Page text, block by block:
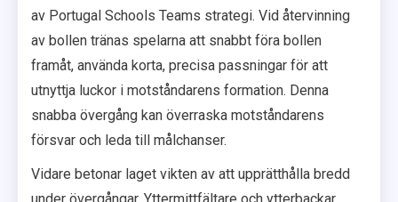
av Portugal Schools Teams strategi. Vid återvinning
av bollen tränas spelarna att snabbt föra bollen
framåt, använda korta, precisa passningar för att
utnyttja luckor i motståndarens formation. Denna
snabba övergång kan överraska motståndarens
försvar och leda till målchanser.
Vidare betonar laget vikten av att upprätthålla bredd